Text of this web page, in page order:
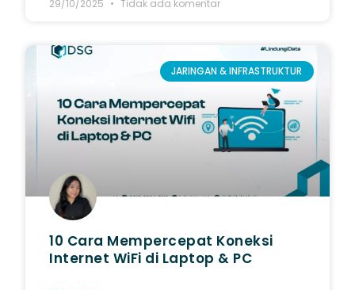
29/10/2025
Tidak ada komentar
JARINGAN & INFRASTRUKTUR
10 Cara Mempercepat Koneksi
Internet WiFi di Laptop & PC